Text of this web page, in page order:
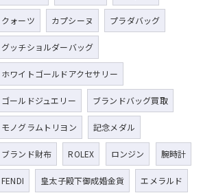
クォーツ カプシーヌ プラダバッグ
グッチショルダーバッグ
ホワイトゴールドアクセサリー
ゴールドジュエリー ブランドバッグ買取
モノグラムトリヨン 記念メダル
ブランド財布 ROLEX ロンジン 腕時計
FENDI 皇太子殿下御成婚金貨 エメラルド